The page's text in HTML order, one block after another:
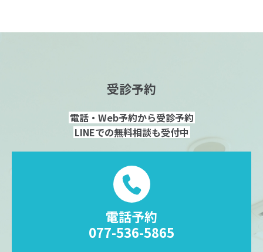
受診予約
電話・Web予約から受診予約
LINEでの無料相談も受付中
電話予約
077-536-5865